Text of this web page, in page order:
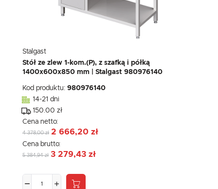
Stalgast
Stół ze zlew 1-kom.(P), z szafką i półką
1400x600x850 mm | Stalgast 980976140
Kod produktu: 980976140
14-21 dni
150.00 zł
Cena netto:
4 378,00 zł 2 666,20 zł
Cena brutto:
5 384,94 zł 3 279,43 zł